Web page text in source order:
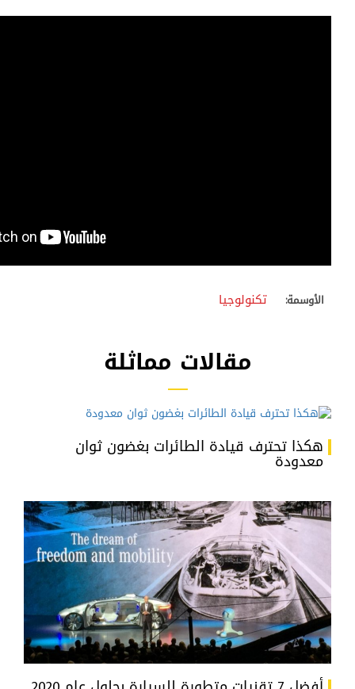
الأوسمة: تكنولوجيا
مقالات مماثلة
هكذا تحترف قيادة الطائرات بغضون ثوان
معدودة